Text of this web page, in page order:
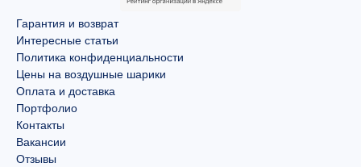
Гарантия и возврат
Интересные статьи
Политика конфиденциальности
Цены на воздушные шарики
Оплата и доставка
Портфолио
Контакты
Вакансии
Отзывы